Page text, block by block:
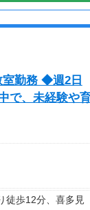
室勤務 ◆週2日
で、未経験や
徒歩12分、喜多見